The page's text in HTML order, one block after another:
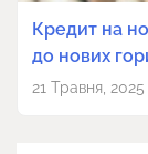
Кредит на
до нових
21 Травня, 2025